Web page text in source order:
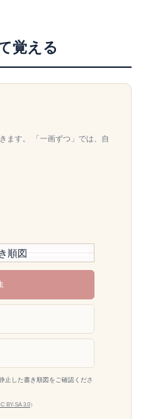
覚える
ます。 「一画ずつ」では、自
止した書き順図をご確認くださ
BY-SA 3.0）